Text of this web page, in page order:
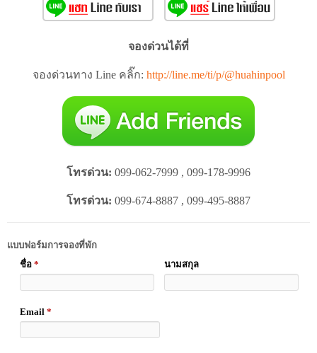
จองด่วนได้ที่
จองด่วนทาง Line คลิ๊ก: http://line.me/ti/p/@huahinpool
โทรด่วน: 099-062-7999 , 099-178-9996
โทรด่วน: 099-674-8887 , 099-495-8887
แบบฟอร์มการจองที่พัก
ชื่อ * นามสกุล
Email *